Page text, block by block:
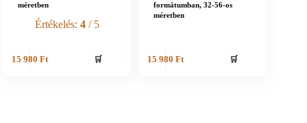
méretben
Értékelés:4 / 5
15 980 Ft 🛒
formátumban, 32-56-os
méretben
15 980 Ft 🛒